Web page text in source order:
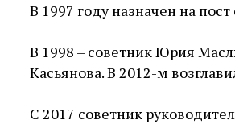
В 1997 году назначен на
В 1998 – советник Юрия
Касьянова. В 2012-м
С 2017 советник